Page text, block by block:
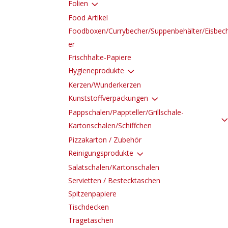
Folien 3
Food Artikel
Foodboxen/Currybecher/Suppenbehälter/
er
Frischhalte-Papiere
Hygieneprodukte 3
Kerzen/Wunderkerzen
Kunststoffverpackungen 3
Pappschalen/Pappteller/Grillschale-
Kartonschalen/Schiffchen
Pizzakarton / Zubehör
Reinigungsprodukte 3
Salatschalen/Kartonschalen
Servietten / Bestecktaschen
Spitzenpapiere
Tischdecken
Tragetaschen